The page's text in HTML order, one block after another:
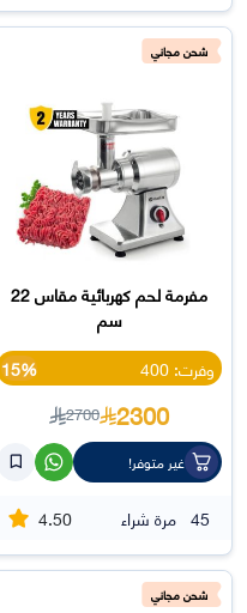
شحن مجاني
مفرمة لحم كهربائية مقاس 22
سم
وفرت: 400
15%
2300
2700
غير متوفر!
45 مرة شراء 4.50
شحن مجاني